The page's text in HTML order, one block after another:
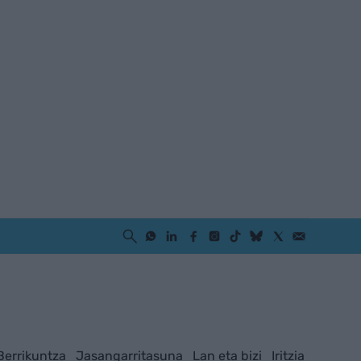
Jasangarritasuna Lan eta bizi Iritzia